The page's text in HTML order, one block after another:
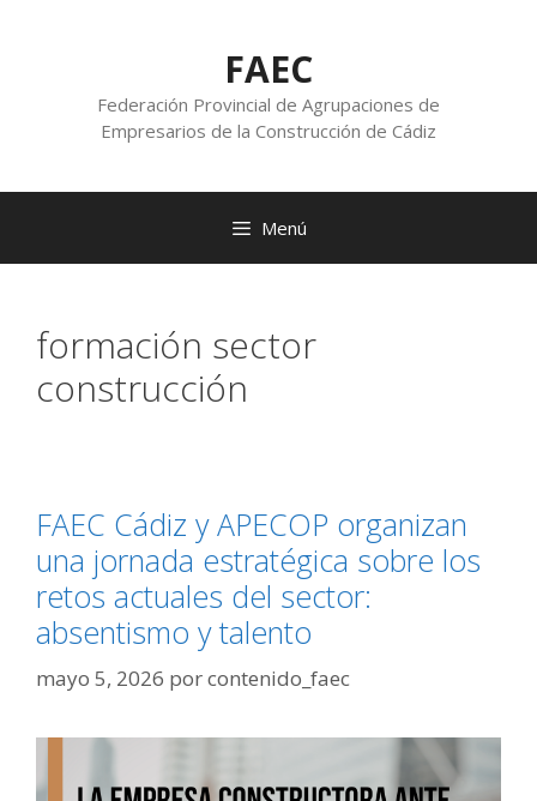
FAEC
Federación Provincial de Agrupaciones de
Empresarios de la Construcción de Cádiz
Menú
formación sector
construcción
FAEC Cádiz y APECOP organizan
una jornada estratégica sobre los
retos actuales del sector:
absentismo y talento
mayo 5, 2026 porcontenido_faec